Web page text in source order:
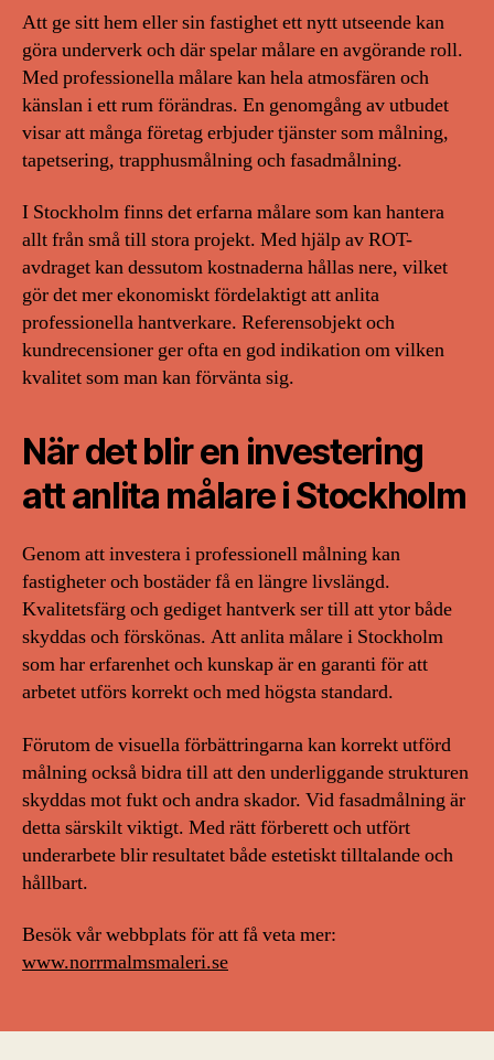
Att ge sitt hem eller sin fastighet ett nytt utseende kan
göra underverk och där spelar målare en avgörande roll.
Med professionella målare kan hela atmosfären och
känslan i ett rum förändras. En genomgång av utbudet
visar att många företag erbjuder tjänster som målning,
tapetsering, trapphusmålning och fasadmålning.
I Stockholm finns det erfarna målare som kan hantera
allt från små till stora projekt. Med hjälp av ROT-
avdraget kan dessutom kostnaderna hållas nere, vilket
gör det mer ekonomiskt fördelaktigt att anlita
professionella hantverkare. Referensobjekt och
kundrecensioner ger ofta en god indikation om vilken
kvalitet som man kan förvänta sig.
När det blir en investering
att anlita målare i Stockholm
Genom att investera i professionell målning kan
fastigheter och bostäder få en längre livslängd.
Kvalitetsfärg och gediget hantverk ser till att ytor både
skyddas och förskönas. Att anlita målare i Stockholm
som har erfarenhet och kunskap är en garanti för att
arbetet utförs korrekt och med högsta standard.
Förutom de visuella förbättringarna kan korrekt utförd
målning också bidra till att den underliggande strukturen
skyddas mot fukt och andra skador. Vid fasadmålning är
detta särskilt viktigt. Med rätt förberett och utfört
underarbete blir resultatet både estetiskt tilltalande och
hållbart.
Besök vår webbplats för att få veta mer:
www.norrmalmsmaleri.se